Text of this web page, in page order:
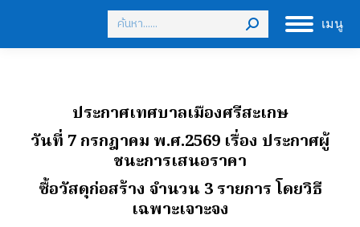
เมนู
Search:
ประกาศเทศบาลเมืองศรีสะเกษ
วันที่ 7 กรกฎาคม พ.ศ.2569 เรื่อง ประกาศผู้
ชนะการเสนอราคา
ซื้อวัสดุก่อสร้าง จํานวน 3 รายการ โดยวิธี
เฉพาะเจาะจง